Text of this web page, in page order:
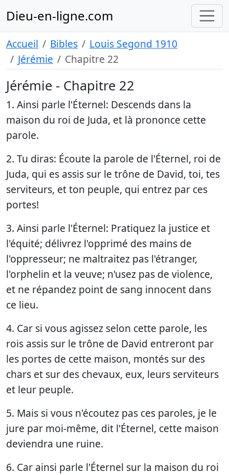
Dieu-en-ligne.com
Accueil Bibles
Louis Segond 1910
Jérémie
Chapitre 22
Jérémie - Chapitre 22
1. Ainsi parle l'Éternel: Descends dans la
maison du roi de Juda, et là prononce cette
parole.
2. Tu diras: Écoute la parole de l'Éternel, roi de
Juda, qui es assis sur le trône de David, toi, tes
serviteurs, et ton peuple, qui entrez par ces
portes!
3. Ainsi parle l'Éternel: Pratiquez la justice et
l'équité; délivrez l'opprimé des mains de
l'oppresseur; ne maltraitez pas l'étranger,
l'orphelin et la veuve; n'usez pas de violence,
et ne répandez point de sang innocent dans
ce lieu.
4. Car si vous agissez selon cette parole, les
rois assis sur le trône de David entreront par
les portes de cette maison, montés sur des
chars et sur des chevaux, eux, leurs serviteurs
et leur peuple.
5. Mais si vous n'écoutez pas ces paroles, je le
jure par moi-même, dit l'Éternel, cette maison
deviendra une ruine.
6. Car ainsi parle l'Éternel sur la maison du roi